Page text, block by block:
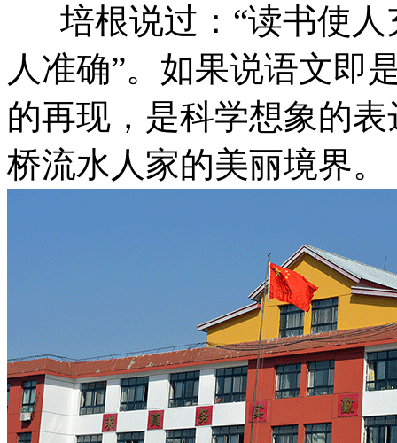
培根说过：“读书使人
人准确”。如果说语文即
的再现，是科学想象的
桥流水人家的美丽境界。